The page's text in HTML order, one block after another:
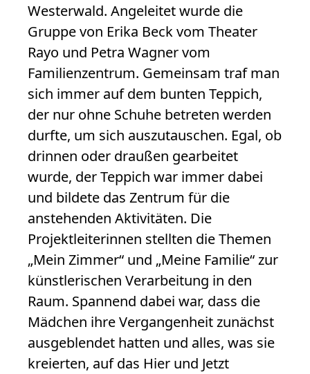
Westerwald. Angeleitet wurde die
Gruppe von Erika Beck vom Theater
Rayo und Petra Wagner vom
Familienzentrum. Gemeinsam traf man
sich immer auf dem bunten Teppich,
der nur ohne Schuhe betreten werden
durfte, um sich auszutauschen. Egal, ob
drinnen oder draußen gearbeitet
wurde, der Teppich war immer dabei
und bildete das Zentrum für die
anstehenden Aktivitäten. Die
Projektleiterinnen stellten die Themen
„Mein Zimmer“ und „Meine Familie“ zur
künstlerischen Verarbeitung in den
Raum. Spannend dabei war, dass die
Mädchen ihre Vergangenheit zunächst
ausgeblendet hatten und alles, was sie
kreierten, auf das Hier und Jetzt